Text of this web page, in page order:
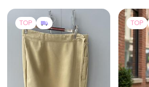
TOP TOP